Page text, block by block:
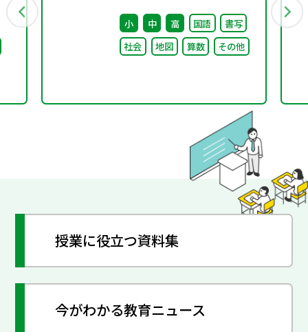
対策推進本部（第4回）
安心して学べる魅力ある
学校づくりの推進に向け
小 中 高 国語
書写
社会
地図 算数 その他
授業に役立つ資料集
今がわかる教育ニュース